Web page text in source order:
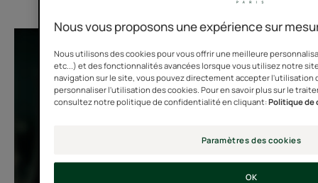
Nous vous proposons une expérience sur
Nous utilisons des cookies pour vous offrir une meilleure
etc...) et des fonctionnalités avancées lorsque vous utilisez notre
navigation sur le site, vous pouvez directement accepter l'utilisation
personnaliser l'utilisation des cookies. Pour en savoir plus sur le
consultez notre politique de confidentialité en cliquant:Politique
Paramètres des cookies
OK